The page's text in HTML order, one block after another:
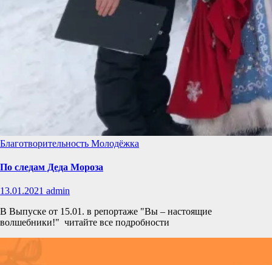
Благотворительность Молодёжка
По следам Деда Мороза
13.01.2021 admin
В Выпуске от 15.01. в репортаже "Вы – настоящие
волшебники!" читайте все подробности